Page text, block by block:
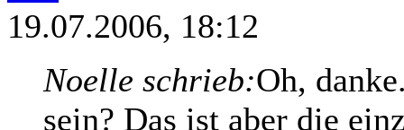
19.07.2006, 18:12
Noelle schrieb:Oh,
sein? Das ist aber die